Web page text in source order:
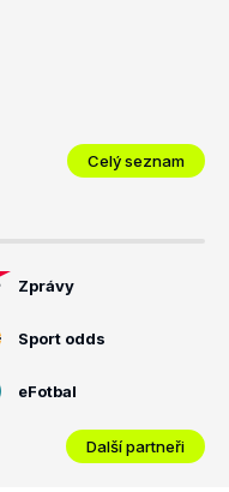
Celý seznam
Zprávy
Sport odds
eFotbal
Další partneři